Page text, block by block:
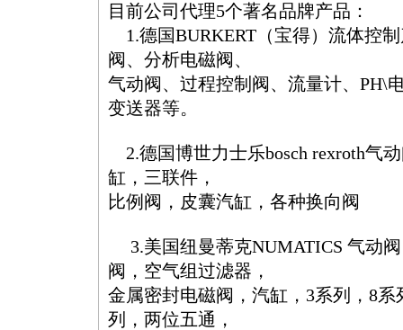
目前公司代理5个著名品牌产品：
1.德国BURKERT（宝得）流体控
阀、分析电磁阀、
气动阀、过程控制阀、流量计、PH\
变送器等。
2.德国博世力士乐bosch rexroth气
缸，三联件，
比例阀，皮囊汽缸，各种换向阀
3.美国纽曼蒂克NUMATICS 气动
阀，空气组过滤器，
金属密封电磁阀，汽缸，3系列，8系
列，两位五通，